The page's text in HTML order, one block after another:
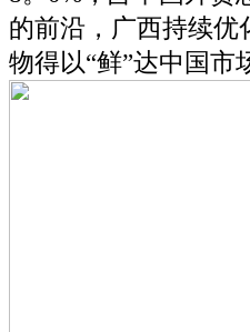
的前沿，广西持续优
物得以“鲜”达中国市